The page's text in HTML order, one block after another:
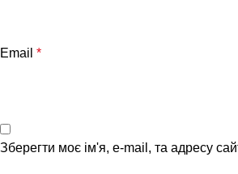
Email *
Зберегти моє ім'я, e-mail, та адресу